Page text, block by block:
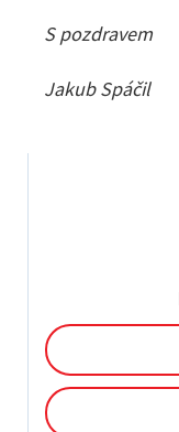
S pozdravem
Jakub Spáčil